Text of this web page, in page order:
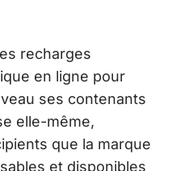
recharges
en ligne pour
ses contenants
elle-même,
que la marque
et disponibles